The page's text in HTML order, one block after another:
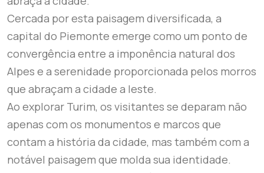
Cercada por esta paisagem diversificada, a
capital do Piemonte emerge como um ponto de
convergência entre a imponência natural dos
Alpes e a serenidade proporcionada pelos morros
que abraçam a cidade a leste.
Ao explorar Turim, os visitantes se deparam não
apenas com os monumentos e marcos que
contam a história da cidade, mas também com a
notável paisagem que molda sua identidade.